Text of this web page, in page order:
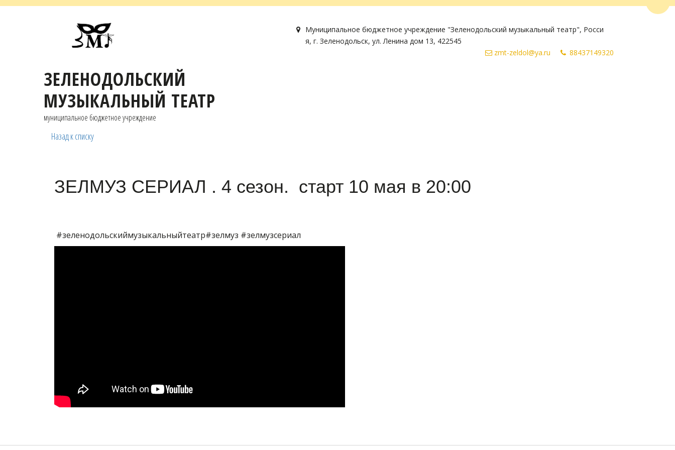
ЗЕЛЕНОДОЛЬСКИЙ
МУЗЫКАЛЬНЫЙ ТЕАТР
муниципальное бюджетное учреждение
Муниципальное бюджетное учреждение "Зеленодольский музыкальный театр", Росси
я, г. Зеленодольск, ул. Ленина дом 13, 422545
884371 49320
zmt-zeldol@ya.ru
Назад к списку
ЗЕЛМУЗ СЕРИАЛ . 4 сезон. старт 10 мая в 20:00
#зеленодольскиймузыкальныйтеатр#зелмуз #зелмузсериал